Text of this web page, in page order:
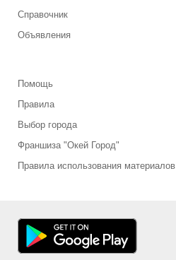
Справочник
Объявления
Помощь
Правила
Выбор города
Франшиза "Окей Город"
Правила использования материалов